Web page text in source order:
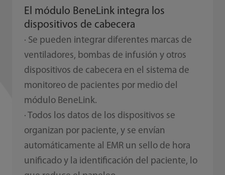
El módulo BeneLink integra los
dispositivos de cabecera
· Se pueden integrar diferentes marcas de
ventiladores, bombas de infusión y otros
dispositivos de cabecera en el sistema de
monitoreo de pacientes por medio del
módulo BeneLink.
· Todos los datos de los dispositivos se
organizan por paciente, y se envían
automáticamente al EMR un sello de hora
unificado y la identificación del paciente, lo